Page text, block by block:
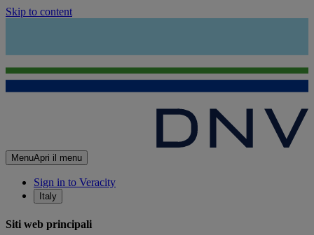
Skip to content
MenuApri il menu
Sign in to Veracity
Italy
Siti web principali